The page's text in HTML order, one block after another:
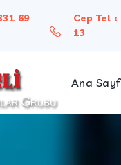
69
Cep Tel :
13
Ana